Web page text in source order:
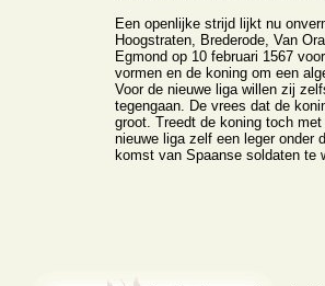
Een openlijke strijd lijkt nu
Hoogstraten, Brederode, Van
Egmond op 10 februari 1567
vormen en de koning om een
Voor de nieuwe liga willen zij
tegengaan. De vrees dat de
groot. Treedt de koning toch
nieuwe liga zelf een leger onder
komst van Spaanse soldaten te